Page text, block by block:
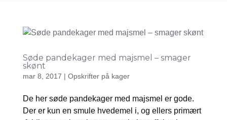
Søde pandekager med majsmel – smager
skønt
mar 8, 2017 | Opskrifter på kager
De her søde pandekager med majsmel er gode.
Der er kun en smule hvedemel i, og ellers primært